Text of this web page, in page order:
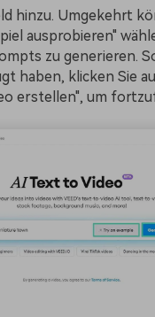
hinzu. Umgekehrt
ausprobieren"
zu generieren.
haben, klicken Sie
erstellen", um